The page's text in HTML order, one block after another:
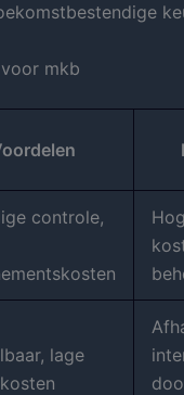
mkb
controle,
lage